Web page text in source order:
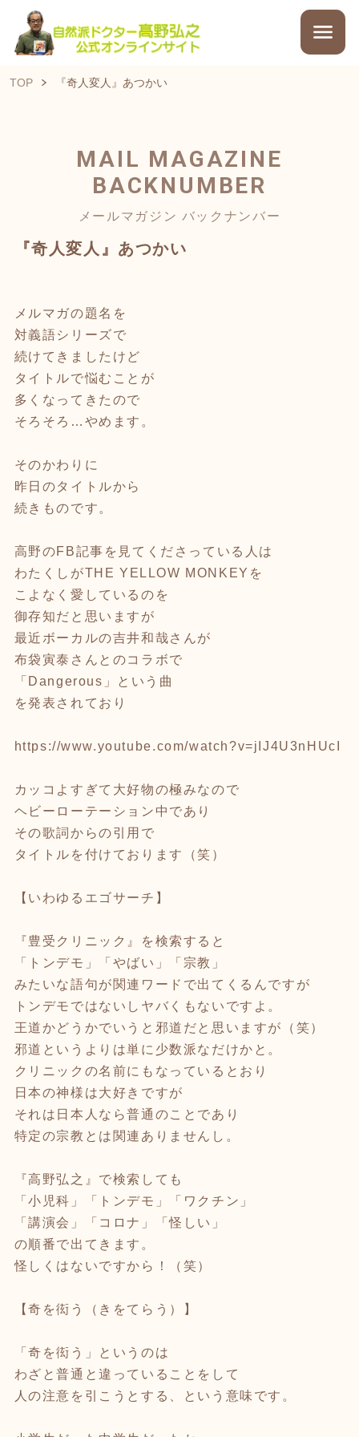
TOP 『奇人変人』あつかい
MAIL MAGAZINE
BACKNUMBER
メールマガジン バックナンバー
『奇人変人』あつかい
メルマガの題名を
対義語シリーズで
続けてきましたけど
タイトルで悩むことが
多くなってきたので
そろそろ…やめます。
そのかわりに
昨日のタイトルから
続きものです。
高野のFB記事を見てくださっている人は
わたくしがTHE YELLOW MONKEYを
こよなく愛しているのを
御存知だと思いますが
最近ボーカルの吉井和哉さんが
布袋寅泰さんとのコラボで
「Dangerous」という曲
を発表されており
https://www.youtube.com/watch?v=jIJ4U3nHUcI
カッコよすぎて大好物の極みなので
ヘビーローテーション中であり
その歌詞からの引用で
タイトルを付けております（笑）
【いわゆるエゴサーチ】
『豊受クリニック』を検索すると
「トンデモ」「やばい」「宗教」
みたいな語句が関連ワードで出てくるんですが
トンデモではないしヤバくもないですよ。
王道かどうかでいうと邪道だと思いますが（笑）
邪道というよりは単に少数派なだけかと。
クリニックの名前にもなっているとおり
日本の神様は大好きですが
それは日本人なら普通のことであり
特定の宗教とは関連ありませんし。
『高野弘之』で検索しても
「小児科」「トンデモ」「ワクチン」
「講演会」「コロナ」「怪しい」
の順番で出てきます。
怪しくはないですから！（笑）
【奇を衒う（きをてらう）】
「奇を衒う」というのは
わざと普通と違っていることをして
人の注意を引こうとする、という意味です。